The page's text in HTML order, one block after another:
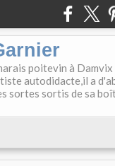
poitevin à
autodidacte,il a
sortes sortis de sa